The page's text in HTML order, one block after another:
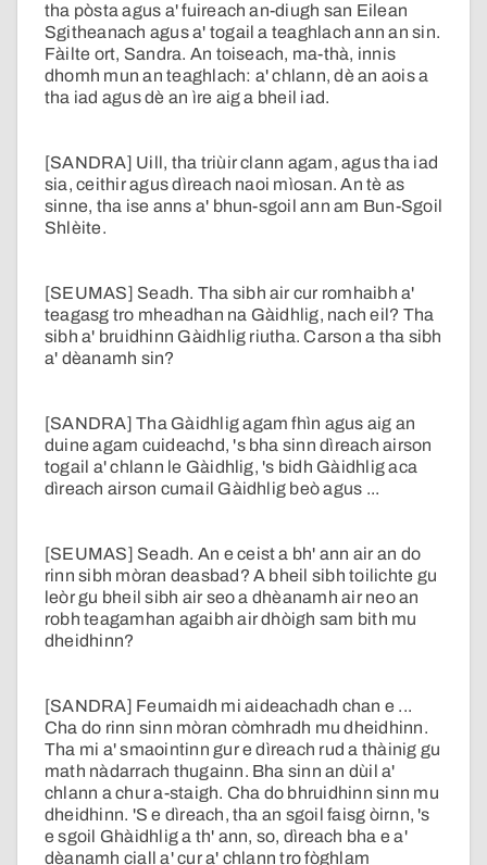
tha pòsta agus a' fuireach an-diugh san Eilean
Sgitheanach agus a' togail a teaghlach ann an sin.
Fàilte ort, Sandra. An toiseach, ma-thà, innis
dhomh mun an teaghlach: a' chlann, dè an aois a
tha iad agus dè an ìre aig a bheil iad.
[SANDRA] Uill, tha triùir clann agam, agus tha iad
sia, ceithir agus dìreach naoi mìosan. An tè as
sinne, tha ise anns a' bhun-sgoil ann am Bun-Sgoil
Shlèite.
[SEUMAS] Seadh. Tha sibh air cur romhaibh a'
teagasg tro mheadhan na Gàidhlig, nach eil? Tha
sibh a' bruidhinn Gàidhlig riutha. Carson a tha sibh
a' dèanamh sin?
[SANDRA] Tha Gàidhlig agam fhìn agus aig an
duine agam cuideachd, 's bha sinn dìreach airson
togail a' chlann le Gàidhlig, 's bidh Gàidhlig aca
dìreach airson cumail Gàidhlig beò agus ...
[SEUMAS] Seadh. An e ceist a bh' ann air an do
rinn sibh mòran deasbad? A bheil sibh toilichte gu
leòr gu bheil sibh air seo a dhèanamh air neo an
robh teagamhan agaibh air dhòigh sam bith mu
dheidhinn?
[SANDRA] Feumaidh mi aideachadh chan e ...
Cha do rinn sinn mòran còmhradh mu dheidhinn.
Tha mi a' smaointinn gur e dìreach rud a thàinig gu
math nàdarrach thugainn. Bha sinn an dùil a'
chlann a chur a-staigh. Cha do bhruidhinn sinn mu
dheidhinn. 'S e dìreach, tha an sgoil faisg òirnn, 's
e sgoil Ghàidhlig a th' ann, so, dìreach bha e a'
dèanamh ciall a' cur a' chlann tro fòghlam